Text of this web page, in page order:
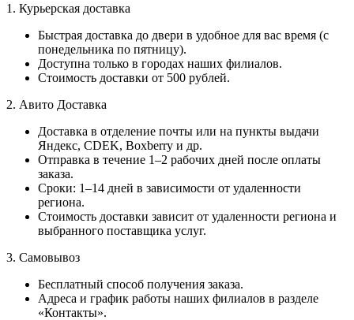
1. Курьерская доставка
Быстрая доставка до двери в удобное для вас время (с
понедельника по пятницу).
Доступна только в городах наших филиалов.
Стоимость доставки от 500 рублей.
2. Авито Доставка
Доставка в отделение почты или на пункты выдачи
Яндекс, CDEK, Boxberry и др.
Отправка в течение 1–2 рабочих дней после оплаты
заказа.
Сроки: 1–14 дней в зависимости от удаленности
региона.
Стоимость доставки зависит от удаленности региона и
выбранного поставщика услуг.
3. Самовывоз
Бесплатный способ получения заказа.
Адреса и график работы наших филиалов в разделе
«Контакты».